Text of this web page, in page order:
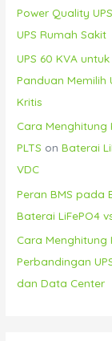
Power Quality
UPS Rumah Sakit
UPS 60 KVA
Panduan Memilih
Kritis
Cara Menghitung
PLTS onBaterai
VDC
Peran BMS pada
Baterai LiFePO4
Cara Menghitung
Perbandingan
dan Data Center